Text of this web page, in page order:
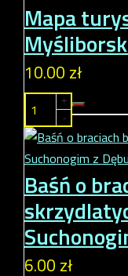
Mapa
10.00 zł
+
-
Baśń o
6.00 zł